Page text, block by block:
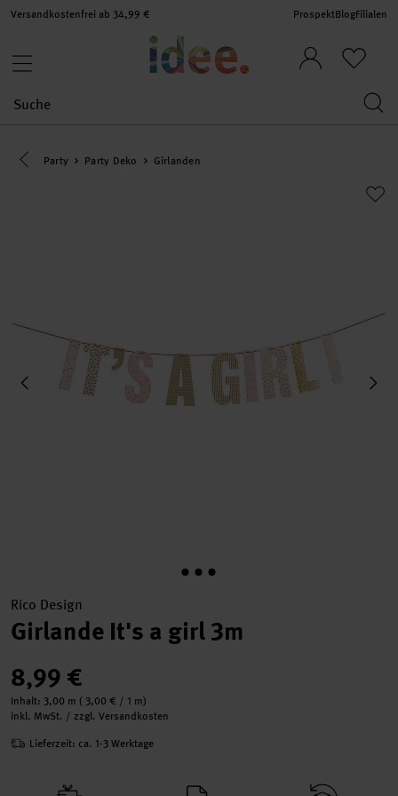
Versandkostenfrei ab 34,99 € ProspektBlogFilialen
Eine Kategorie zurück navigieren
Party Party Deko Girlanden
Rico Design
Girlande It's a girl 3m
8,99 €
Inhalt: 3,00 m ( 3,00 € / 1 m)
inkl. MwSt. / zzgl. Versandkosten
Lieferzeit: ca. 1-3 Werktage